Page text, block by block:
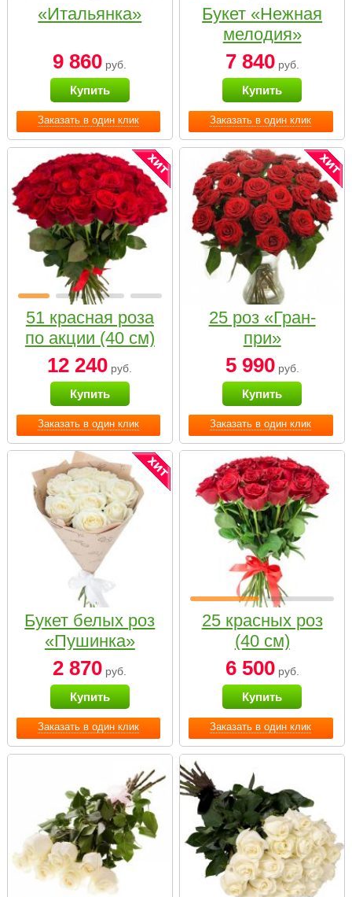
Заказать в один клик
«Итальянка»
9 860 руб.
Купить
Заказать в один клик
Букет «Нежная
мелодия»
7 840руб.
Купить
Заказать в один клик
51 красная роза
по акции (40 см)
12 240 руб.
Купить
Заказать в один клик
25 роз «Гран-
при»
5 990руб.
Купить
Заказать в один клик
Букет белых роз
«Пушинка»
2 870 руб.
Купить
Заказать в один клик
25 красных роз
(40 см)
6 500руб.
Купить